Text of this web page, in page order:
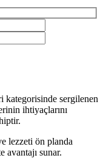
kategorisinde sergilenen
ihtiyaçlarını
lezzeti ön planda
avantajı sunar.